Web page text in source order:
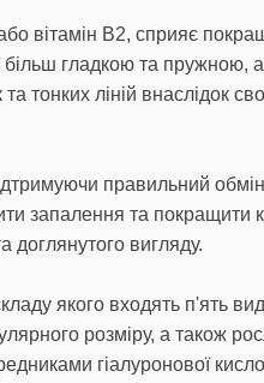
вітамін B2, сприяє
більш гладкою та пружною,
тонких ліній внаслідок
правильний
запалення та покращити
доглянутого вигляду.
якого входять п'ять
розміру, а також
гіалуронової